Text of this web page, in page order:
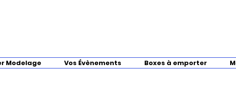
Modelage Vos Évènements Boxes à emporter